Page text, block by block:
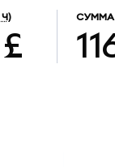
Ч) СУММА